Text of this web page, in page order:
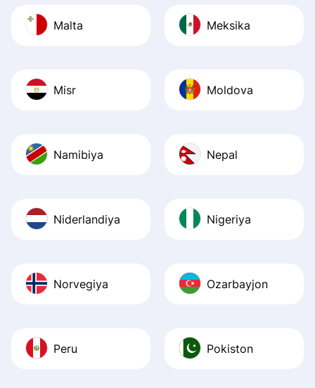
Malta Meksika
Misr Moldova
Namibiya Nepal
Niderlandiya Nigeriya
Norvegiya Ozarbayjon
Peru Pokiston